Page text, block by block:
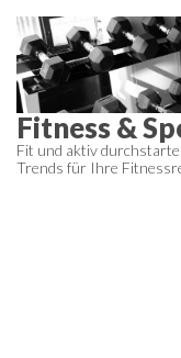
Zum
Inhalt
springen
Fitness &
Fit und aktiv
Trends für Ihre